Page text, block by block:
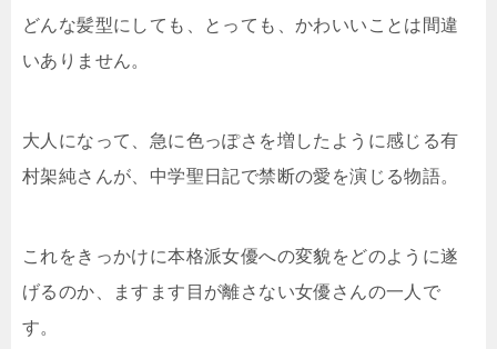
どんな髪型にしても、とっても、かわいいことは間違
いありません。
大人になって、急に色っぽさを増したように感じる有
村架純さんが、中学聖日記で禁断の愛を演じる物語。
これをきっかけに本格派女優への変貌をどのように遂
げるのか、ますます目が離さない女優さんの一人で
す。